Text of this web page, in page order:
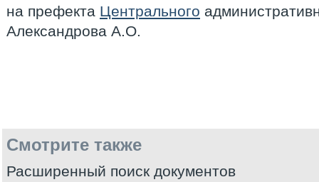
на префекта Центрального
Александрова А.О.
Смотрите также
Расширенный поиск документов